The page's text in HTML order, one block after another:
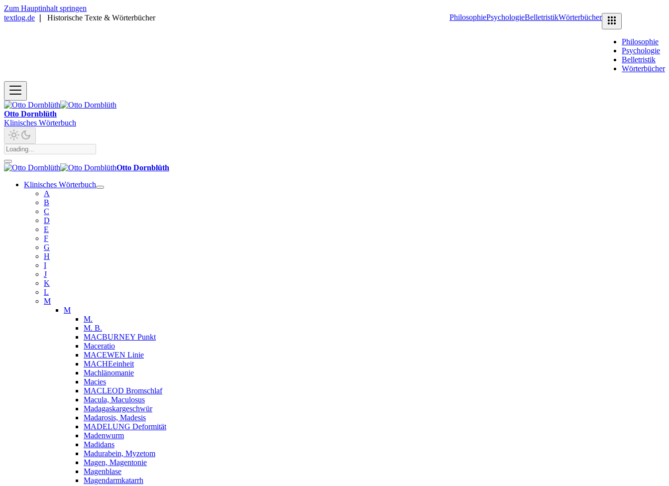
Zum Hauptinhalt springen
textlog.de
Historische Texte & Wörterbücher PhilosophiePsychologieBelletristikWörterbücher
Philosophie
Psychologie
Belletristik
Wörterbücher
Otto Dornblüth
Klinisches Wörterbuch
Otto Dornblüth
Klinisches Wörterbuch
A
B
C
D
E
F
G
H
I
J
K
L
M
M
M.
M. B.
MACBURNEY Punkt
Maceratio
MACEWEN Linie
MACHEeinheit
Machlänomanie
Macies
MACLEOD Bromschlaf
Macula, Maculosus
Madagaskargeschwür
Madarosis, Madesis
MADELUNG Deformität
Madenwurm
Madidans
Madurabein, Myzetom
Magen, Magentonie
Magenblase
Magendarmkatarrh